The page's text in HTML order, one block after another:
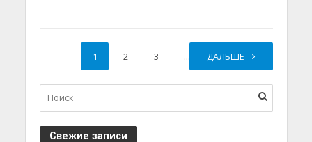
1 2 3 … 25
ДАЛЬШЕ
Свежие записи